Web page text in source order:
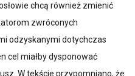
chcą również zmienić
zwróconych
odzyskanymi dotychczas
cel miałby dysponować
W tekście przypomniano, że